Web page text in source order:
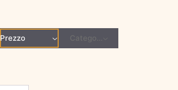
Prezzo Categoria